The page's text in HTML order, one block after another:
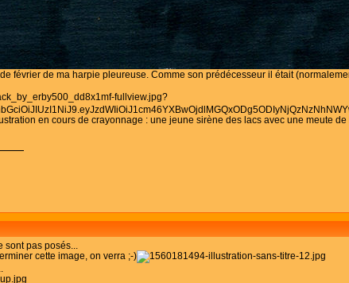
février de ma harpie pleureuse. Comme son prédécesseur il était
en cours de crayonnage : une jeune sirène des lacs avec une meute de
sont pas posés...
cette image, on verra ;-)